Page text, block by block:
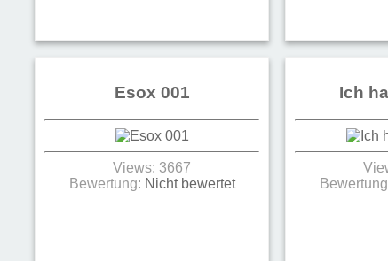
Esox 001
Views: 3667
Bewertung: Nicht bewertet
Ich